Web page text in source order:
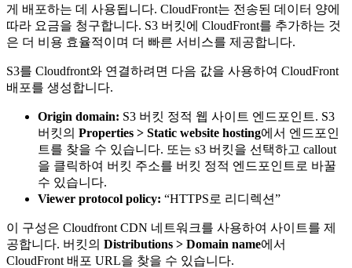
게 배포하는 데 사용됩니다. CloudFront는 전송된 데이터 양에
따라 요금을 청구합니다. S3 버킷에 CloudFront를 추가하는 것
은 더 비용 효율적이며 더 빠른 서비스를 제공합니다.
S3를 Cloudfront와 연결하려면 다음 값을 사용하여 CloudFront
배포를 생성합니다.
Origin domain: S3 버킷 정적 웹 사이트 엔드포인트. S3
버킷의 Properties > Static website hosting에서 엔드포인
트를 찾을 수 있습니다. 또는 s3 버킷을 선택하고 callout
을 클릭하여 버킷 주소를 버킷 정적 엔드포인트로 바꿀
수 있습니다.
Viewer protocol policy: “HTTPS로 리디렉션”
이 구성은 Cloudfront CDN 네트워크를 사용하여 사이트를 제
공합니다. 버킷의 Distributions > Domain name에서
CloudFront 배포 URL을 찾을 수 있습니다.